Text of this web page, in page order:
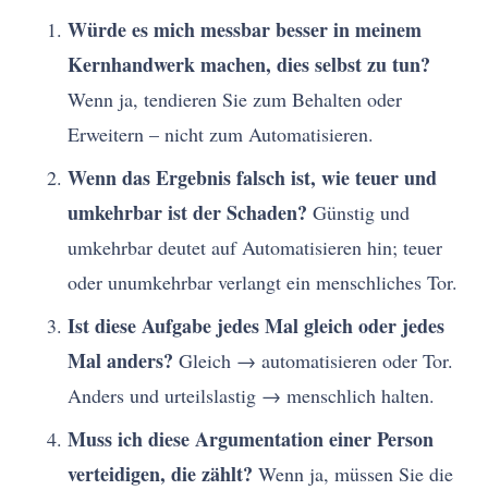
Würde es mich messbar besser in meinem
Kernhandwerk machen, dies selbst zu tun?
Wenn ja, tendieren Sie zum Behalten oder
Erweitern – nicht zum Automatisieren.
Wenn das Ergebnis falsch ist, wie teuer und
umkehrbar ist der Schaden? Günstig und
umkehrbar deutet auf Automatisieren hin; teuer
oder unumkehrbar verlangt ein menschliches Tor.
Ist diese Aufgabe jedes Mal gleich oder jedes
Mal anders? Gleich → automatisieren oder Tor.
Anders und urteilslastig → menschlich halten.
Muss ich diese Argumentation einer Person
verteidigen, die zählt? Wenn ja, müssen Sie die